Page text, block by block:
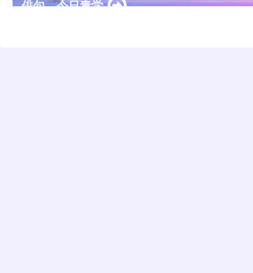
俳句 今日青学